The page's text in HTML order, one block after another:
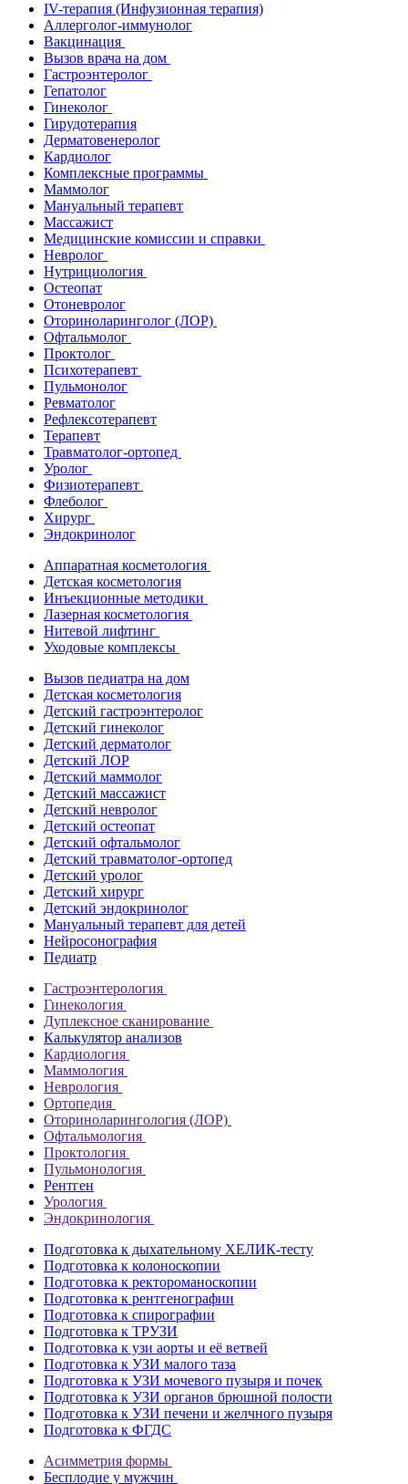
IV-терапия (Инфузионная терапия)
Аллерголог-иммунолог
Вакцинация
Вызов врача на дом
Гастроэнтеролог
Гепатолог
Гинеколог
Гирудотерапия
Дерматовенеролог
Кардиолог
Комплексные программы
Маммолог
Мануальный терапевт
Массажист
Медицинские комиссии и справки
Невролог
Нутрициология
Остеопат
Отоневролог
Оториноларинголог (ЛОР)
Офтальмолог
Проктолог
Психотерапевт
Пульмонолог
Ревматолог
Рефлексотерапевт
Терапевт
Травматолог-ортопед
Уролог
Физиотерапевт
Флеболог
Хирург
Эндокринолог
Аппаратная косметология
Детская косметология
Инъекционные методики
Лазерная косметология
Нитевой лифтинг
Уходовые комплексы
Вызов педиатра на дом
Детская косметология
Детский гастроэнтеролог
Детский гинеколог
Детский дерматолог
Детский ЛОР
Детский маммолог
Детский массажист
Детский невролог
Детский остеопат
Детский офтальмолог
Детский травматолог-ортопед
Детский уролог
Детский хирург
Детский эндокринолог
Мануальный терапевт для детей
Нейросонография
Педиатр
Гастроэнтерология
Гинекология
Дуплексное сканирование
Калькулятор анализов
Кардиология
Маммология
Неврология
Ортопедия
Оториноларингология (ЛОР)
Офтальмология
Проктология
Пульмонология
Рентген
Урология
Эндокринология
Подготовка к дыхательному ХЕЛИК-тесту
Подготовка к колоноскопии
Подготовка к ректороманоскопии
Подготовка к рентгенографии
Подготовка к спирографии
Подготовка к ТРУЗИ
Подготовка к узи аорты и её ветвей
Подготовка к УЗИ малого таза
Подготовка к УЗИ мочевого пузыря и почек
Подготовка к УЗИ органов брюшной полости
Подготовка к УЗИ печени и желчного пузыря
Подготовка к ФГДС
Асимметрия формы
Бесплодие у мужчин